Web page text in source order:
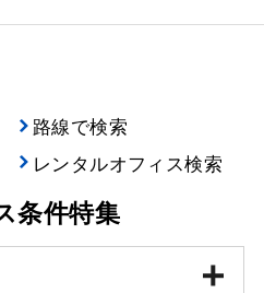
路線で検索
レンタルオフィス検索
条件特集